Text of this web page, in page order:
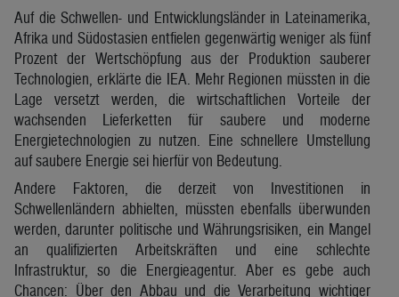
Auf die Schwellen- und Entwicklungsländer in Lateinamerika,
Afrika und Südostasien entfielen gegenwärtig weniger als fünf
Prozent der Wertschöpfung aus der Produktion sauberer
Technologien, erklärte die IEA. Mehr Regionen müssten in die
Lage versetzt werden, die wirtschaftlichen Vorteile der
wachsenden Lieferketten für saubere und moderne
Energietechnologien zu nutzen. Eine schnellere Umstellung
auf saubere Energie sei hierfür von Bedeutung.
Andere Faktoren, die derzeit von Investitionen in
Schwellenländern abhielten, müssten ebenfalls überwunden
werden, darunter politische und Währungsrisiken, ein Mangel
an qualifizierten Arbeitskräften und eine schlechte
Infrastruktur, so die Energieagentur. Aber es gebe auch
Chancen: Über den Abbau und die Verarbeitung wichtiger